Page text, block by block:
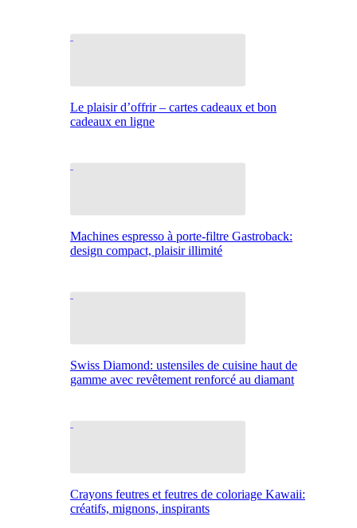
Le plaisir d’offrir – cartes cadeaux et bon
cadeaux en ligne
Machines espresso à porte-filtre Gastroback:
design compact, plaisir illimité
Swiss Diamond: ustensiles de cuisine haut de
gamme avec revêtement renforcé au diamant
Crayons feutres et feutres de coloriage Kawaii:
créatifs, mignons, inspirants